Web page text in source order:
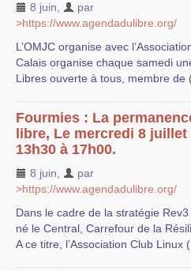
8 juin
par
>https://www.agendadulibre.org/
L’OMJC organise avec
Calais organise chaque samedi
Libres ouverte à tous, membre
Fourmies : La
libre, Le mercredi 8 juillet
13h30 à 17h00.
8 juin
par
>https://www.agendadulibre.org/
Dans le cadre de la stratégie
né le Central, Carrefour de la
A ce titre, l’Association Club Linux